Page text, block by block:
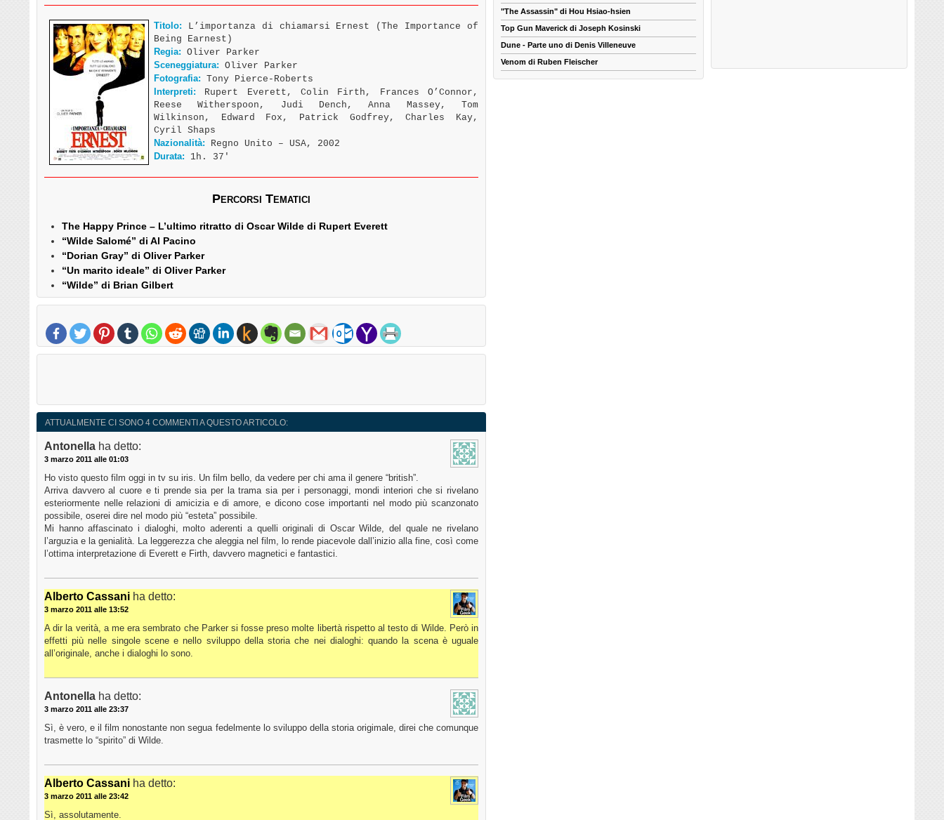
Titolo: L’importanza di chiamarsi Ernest (The Importance of
Being Earnest)
Regia: Oliver Parker
Sceneggiatura: Oliver Parker
Fotografia: Tony Pierce-Roberts
Interpreti: Rupert Everett, Colin Firth, Frances O’Connor,
Reese Witherspoon, Judi Dench, Anna Massey, Tom
Wilkinson, Edward Fox, Patrick Godfrey, Charles Kay,
Cyril Shaps
Nazionalità: Regno Unito – USA, 2002
Durata: 1h. 37′
Percorsi Tematici
The Happy Prince – L’ultimo ritratto di Oscar Wilde di Rupert Everett
“Wilde Salomé” di Al Pacino
“Dorian Gray” di Oliver Parker
“Un marito ideale” di Oliver Parker
“Wilde” di Brian Gilbert
ATTUALMENTE CI SONO 4 COMMENTI A QUESTO ARTICOLO:
Antonella ha detto:
3 marzo 2011 alle 01:03
Ho visto questo film oggi in tv su iris. Un film bello, da vedere per chi ama il genere “british”.
Arriva davvero al cuore e ti prende sia per la trama sia per i personaggi, mondi interiori che si rivelano
esteriormente nelle relazioni di amicizia e di amore, e dicono cose importanti nel modo più scanzonato
possibile, oserei dire nel modo più “esteta” possibile.
Mi hanno affascinato i dialoghi, molto aderenti a quelli originali di Oscar Wilde, del quale ne rivelano
l’arguzia e la genialità. La leggerezza che aleggia nel film, lo rende piacevole dall’inizio alla fine, così come
l’ottima interpretazione di Everett e Firth, davvero magnetici e fantastici.
Alberto Cassani ha detto:
3 marzo 2011 alle 13:52
A dir la verità, a me era sembrato che Parker si fosse preso molte libertà rispetto al testo di Wilde. Però in
effetti più nelle singole scene e nello sviluppo della storia che nei dialoghi: quando la scena è uguale
all’originale, anche i dialoghi lo sono.
Antonella ha detto:
3 marzo 2011 alle 23:37
Sì, è vero, e il film nonostante non segua fedelmente lo sviluppo della storia origimale, direi che comunque
trasmette lo “spirito” di Wilde.
Alberto Cassani ha detto:
3 marzo 2011 alle 23:42
Sì, assolutamente.
"The Assassin" di Hou Hsiao-hsien
Top Gun Maverick di Joseph Kosinski
Dune - Parte uno di Denis Villeneuve
Venom di Ruben Fleischer